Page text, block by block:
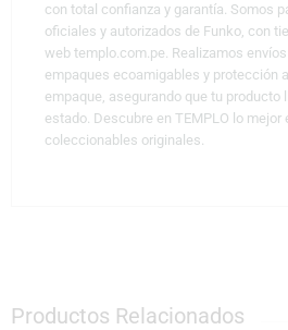
con total confianza y garantía. Somos
oficiales y autorizados de Funko, con
web templo.com.pe. Realizamos
empaques ecoamigables y protección
empaque, asegurando que tu producto
estado. Descubre en TEMPLO lo mejor
coleccionables originales.
Productos Relacionados